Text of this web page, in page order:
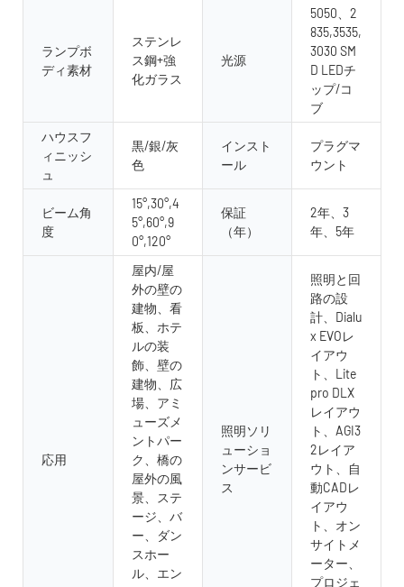
ランプボ
ディ素材
ステンレ
ス鋼+強
化ガラス
光源
5050、2
835,3535,
3030 SM
D LEDチ
ップ/コ
ブ
ハウスフ
ィニッシ
ュ
黒/銀/灰
色
インスト
ール
プラグマ
ウント
ビーム角
度
15°,30°,4
5°,60°,9
0°,120°
保証
（年）
2年、3
年、5年
応用
屋内/屋
外の壁の
建物、看
板、ホテ
ルの装
飾、壁の
建物、広
場、アミ
ューズメ
ントパー
ク、橋の
屋外の風
景、ステ
ージ、バ
ー、ダン
スホー
ル、エン
照明ソリ
ューショ
ンサービ
ス
照明と回
路の設
計、Dialu
x EVOレ
イアウ
ト、Lite
pro DLX
レイアウ
ト、AGI3
2レイア
ウト、自
動CADレ
イアウ
ト、オン
サイトメ
ーター、
プロジェ